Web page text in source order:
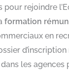
pour rejoindre
formation
en
les agences